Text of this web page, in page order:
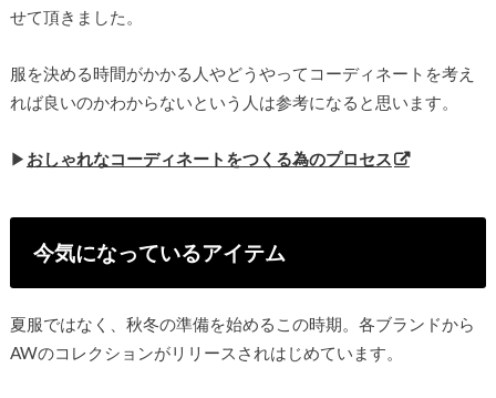
せて頂きました。
服を決める時間がかかる人やどうやってコーディネートを考え
れば良いのかわからないという人は参考になると思います。
▶︎ おしゃれなコーディネートをつくる為のプロセス
今気になっているアイテム
夏服ではなく、秋冬の準備を始めるこの時期。各ブランドから
AWのコレクションがリリースされはじめています。